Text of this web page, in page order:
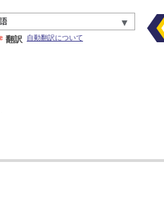
翻訳 自動翻訳について